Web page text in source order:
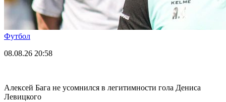
Футбол
08.08.26 20:58
Алексей Бага не усомнился в легитимности гола Дениса
Левицкого